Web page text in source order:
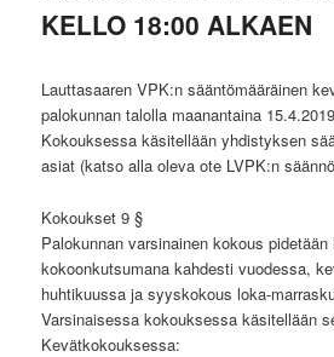
KELLO 18:00 ALKAEN
Lauttasaaren VPK:n sääntömääräinen
palokunnan talolla maanantaina
Kokouksessa käsitellään yhdistyksen
asiat (katso alla oleva ote LVPK:n
Kokoukset 9 §
Palokunnan varsinainen kokous
kokoonkutsumana kahdesti vuodessa,
huhtikuussa ja syyskokous loka-
Varsinaisessa kokouksessa käsitellään
Kevätkokouksessa: